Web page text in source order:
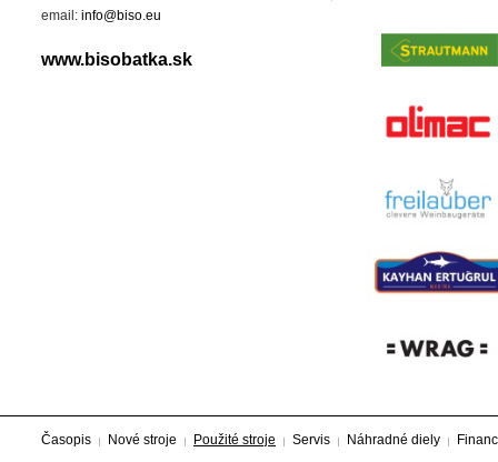
email: info@biso.eu
www.bisobatka.sk
Časopis Nové stroje Použité stroje Servis Náhradné diely